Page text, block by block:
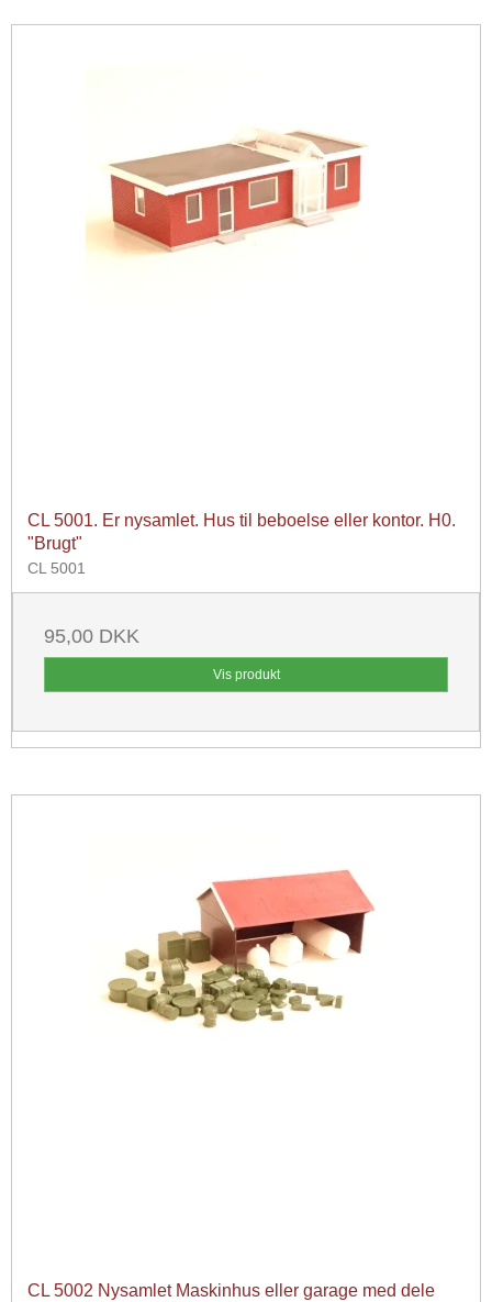
CL 5001. Er nysamlet. Hus til beboelse eller kontor. H0.
"Brugt"
CL 5001
95,00 DKK
Vis produkt
CL 5002 Nysamlet Maskinhus eller garage med dele